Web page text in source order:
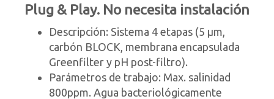
Plug & Play. No necesita instalación
Descripción: Sistema 4 etapas (5 µm,
carbón BLOCK, membrana encapsulada
Greenfilter y pH post-filtro).
Parámetros de trabajo: Max. salinidad
800ppm. Agua bacteriológicamente